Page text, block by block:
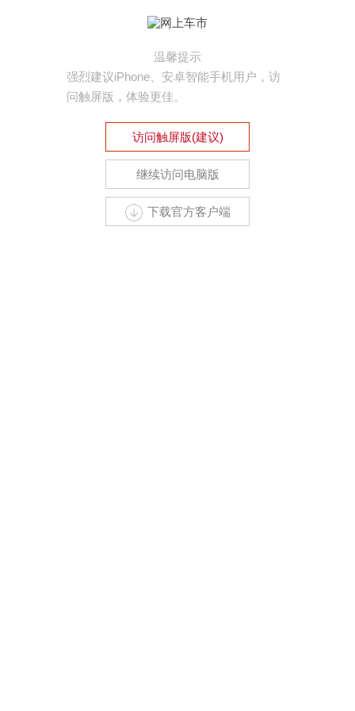
温馨提示
强烈建议iPhone、安卓智能手机用户，访
问触屏版，体验更佳。
访问触屏版(建议)
继续访问电脑版
下载官方客户端